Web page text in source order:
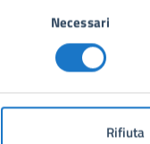
Necessari
Rifiuta